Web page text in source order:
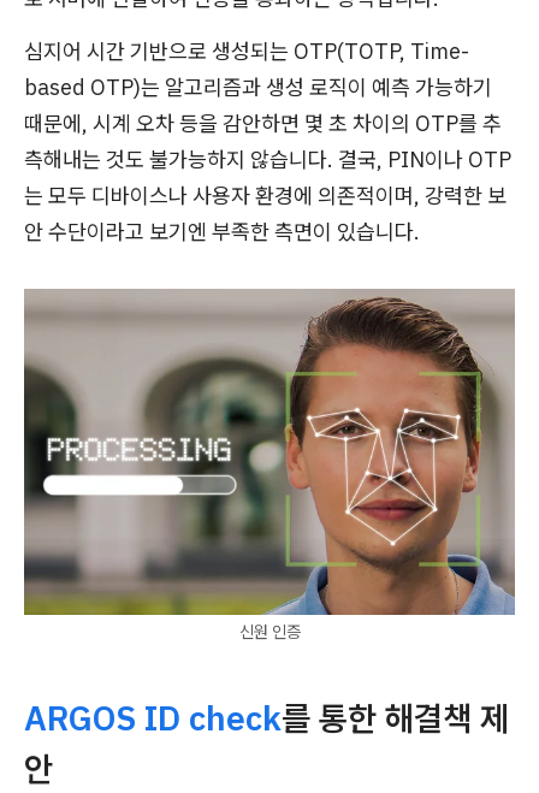
심지어 시간 기반으로 생성되는 OTP(TOTP, Time-
based OTP)는 알고리즘과 생성 로직이 예측 가능하기
때문에, 시계 오차 등을 감안하면 몇 초 차이의 OTP를 추
측해내는 것도 불가능하지 않습니다. 결국, PIN이나 OTP
는 모두 디바이스나 사용자 환경에 의존적이며, 강력한 보
안 수단이라고 보기엔 부족한 측면이 있습니다.
신원 인증
ARGOS ID check를 통한 해결책 제
안